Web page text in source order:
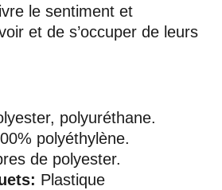
le sentiment et
et de s’occuper de leurs
polyuréthane.
polyéthylène.
de polyester.
Plastique